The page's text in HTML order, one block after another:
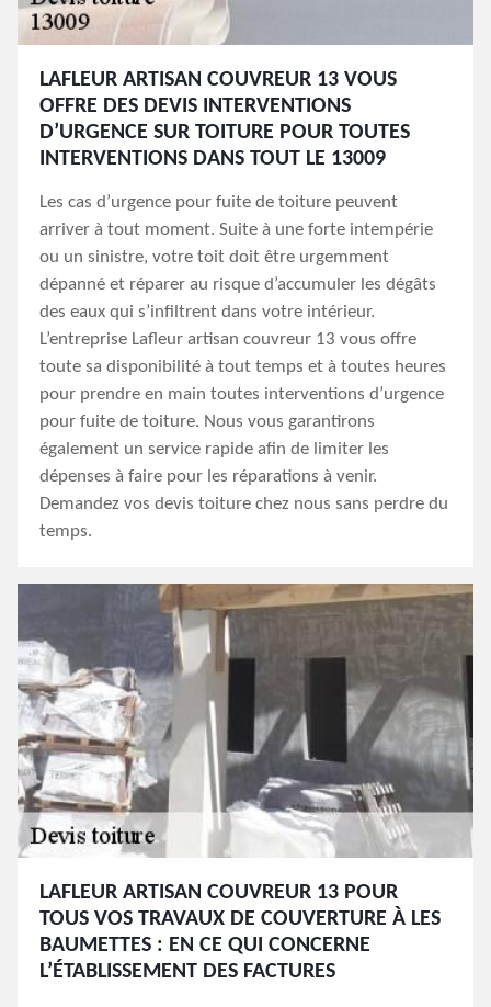
LAFLEUR ARTISAN COUVREUR 13 VOUS
OFFRE DES DEVIS INTERVENTIONS
D’URGENCE SUR TOITURE POUR TOUTES
INTERVENTIONS DANS TOUT LE 13009
Les cas d’urgence pour fuite de toiture peuvent
arriver à tout moment. Suite à une forte intempérie
ou un sinistre, votre toit doit être urgemment
dépanné et réparer au risque d’accumuler les dégâts
des eaux qui s’infiltrent dans votre intérieur.
L’entreprise Lafleur artisan couvreur 13 vous offre
toute sa disponibilité à tout temps et à toutes heures
pour prendre en main toutes interventions d’urgence
pour fuite de toiture. Nous vous garantirons
également un service rapide afin de limiter les
dépenses à faire pour les réparations à venir.
Demandez vos devis toiture chez nous sans perdre du
temps.
LAFLEUR ARTISAN COUVREUR 13 POUR
TOUS VOS TRAVAUX DE COUVERTURE À LES
BAUMETTES : EN CE QUI CONCERNE
L’ÉTABLISSEMENT DES FACTURES